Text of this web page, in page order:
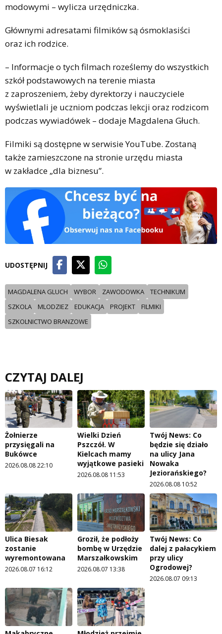
modowymi – wylicza urzędniczka.
Głównymi adresatami filmików są ósmoklasiści
oraz ich rodzice.
– Informacje o tych filmach roześlemy do wszystkich
szkół podstawowych na terenie miasta
z zaproszeniem, żeby dyrektorzy i nauczyciele
wyświetlali je uczniom podczas lekcji oraz rodzicom
podczas wywiadówek – dodaje Magdalena Głuch.
Filmiki są dostępne w serwisie YouTube. Zostaną
także zamieszczone na stronie urzędu miasta
w zakładce „dla biznesu”.
UDOSTĘPNIJ
MAGDALENA GLUCH WYBOR ZAWODOWKA
TECHNIKUM
SZKOLA
MLODZIEZ EDUKACJA PROJEKT
FILMIKI
SZKOLNICTWO BRANZOWE
CZYTAJ DALEJ
Żołnierze
przysięgali na
Bukówce
2026.08.08 22:10
Wielki Dzień
Pszczół. W
Kielcach mamy
wyjątkowe pasieki
2026.08.08 11:53
Twój News: Co
będzie się działo
na ulicy Jana
Nowaka
Jeziorańskiego?
2026.08.08 10:52
Ulica Biesak
zostanie
wyremontowana
2026.08.07 16:12
Groził, że podłoży
bombę w Urzędzie
Marszałkowskim
2026.08.07 13:38
Twój News: Co
dalej z pałacykiem
przy ulicy
Ogrodowej?
2026.08.07 09:13